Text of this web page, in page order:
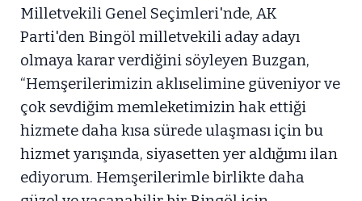
Milletvekili Genel Seçimleri'nde, AK
Parti'den Bingöl milletvekili aday adayı
olmaya karar verdiğini söyleyen Buzgan,
“Hemşerilerimizin aklıselimine güveniyor ve
çok sevdiğim memleketimizin hak ettiği
hizmete daha kısa sürede ulaşması için bu
hizmet yarışında, siyasetten yer aldığımı ilan
ediyorum. Hemşerilerimle birlikte daha